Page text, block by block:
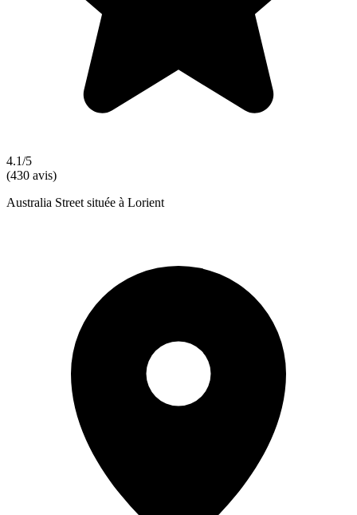
4.1/5
(430 avis)
Australia Street située à Lorient